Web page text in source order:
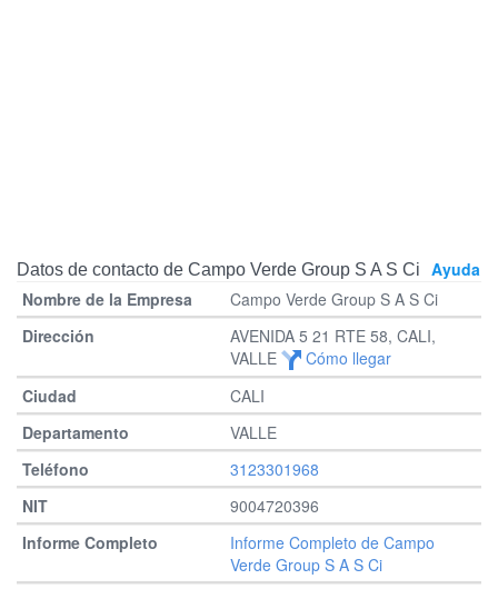
Datos de contacto de Campo Verde Group S A S Ci
Ayuda
Campo Verde Group S A S Ci
AVENIDA 5 21 RTE 58, CALI,
VALLE
Cómo llegar
CALI
VALLE
3123301968
9004720396
Informe Completo de Campo
Verde Group S A S Ci